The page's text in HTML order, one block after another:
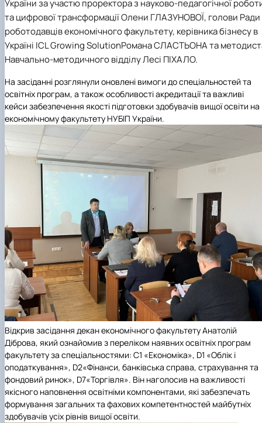
України за участю проректора з науково-педагогічної
та цифрової трансформації Олени ГЛАЗУНОВОЇ, голови Ради
роботодавців економічного факультету, керівника бізнесу в
Україні ICL Growing SolutionРомана СЛАСТЬОНА та
Навчально-методичного відділу Лесі ПІХАЛО.
На засіданні розглянули оновлені вимоги до спеціальностей та
освітніх програм, а також особливості акредитації та важливі
кейси забезпечення якості підготовки здобувачів вищої освіти на
економічному факультету НУБІП України.
Відкрив засідання декан економічного факультету Анатолій
Діброва, який ознайомив з переліком наявних освітніх програм
факультету за спеціальностями: C1 «Економіка», D1 «Облік і
оподаткування», D2«Фінанси, банківська справа, страхування та
фондовий ринок», D7«Торгівля». Він наголосив на важливості
якісного наповнення освітніми компонентами, які забезпечать
формування загальних та фахових компетентностей майбутніх
здобувачів усіх рівнів вищої освіти.